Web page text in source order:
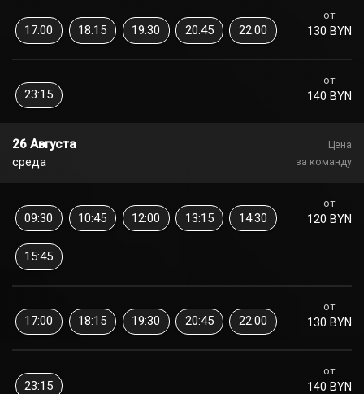
от
130 BYN
17:00 18:15 19:30 20:45 22:00
от
140 BYN
23:15
26 Августа
среда
Цена
за команду
от
120 BYN
09:30 10:45 12:00 13:15 14:30
15:45
от
130 BYN
17:00 18:15 19:30 20:45 22:00
от
140 BYN
23:15